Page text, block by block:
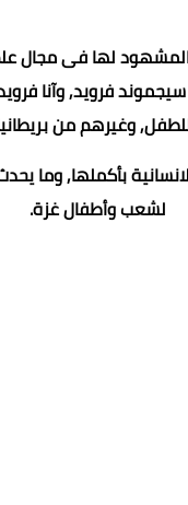
لها فى مجال
فرويد, وآنا
وغيرهم من
بأكملها, وما
لشعب وأطفال غزة.